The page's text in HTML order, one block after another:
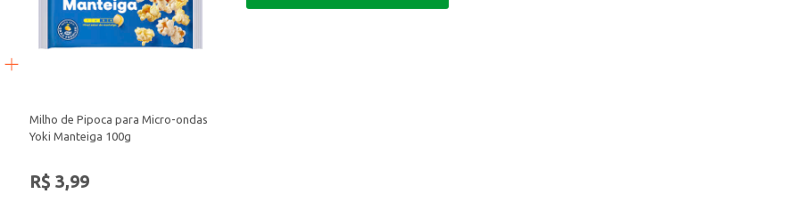
Milho de Pipoca para Micro-ondas
Yoki Manteiga 100g
R$ 3,99